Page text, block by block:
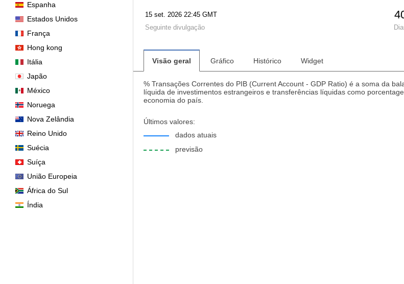
Espanha
Estados Unidos
França
Hong kong
Itália
Japão
México
Noruega
Nova Zelândia
Reino Unido
Suécia
Suíça
União Europeia
África do Sul
Índia
15 set. 2026 22:45 GMT
Seguinte divulgação
Visão geral Gráfico Histórico Widget
% Transações Correntes do PIB (Current Account - GDP Ratio) é a soma da
líquida de investimentos estrangeiros e transferências líquidas como
economia do país.
Últimos valores:
dados atuais
previsão